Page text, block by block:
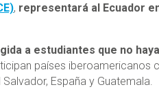
, representará al Ecuador
a estudiantes que no
países iberoamericanos
Salvador, España y Guatemala.